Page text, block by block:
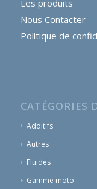
Les produits
Nous Contacter
Politique de
CATÉGORIES
Additifs
Autres
Fluides
Gamme moto